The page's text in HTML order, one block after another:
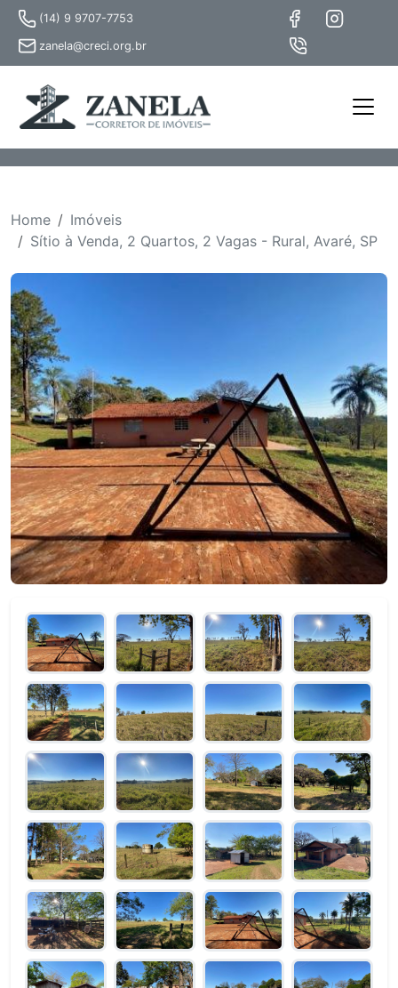
(14) 9 9707-7753
zanela@creci.org.br
Home
Imóveis
Sítio à Venda, 2 Quartos, 2 Vagas - Rural, Avaré, SP